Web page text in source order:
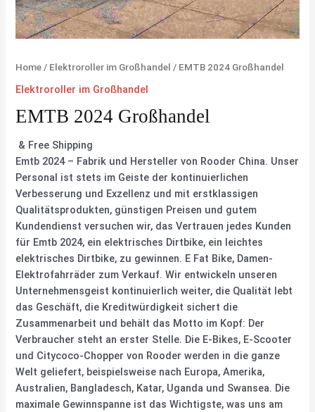
Home / Elektroroller im Großhandel / EMTB 2024 Großhandel
Elektroroller im Großhandel
EMTB 2024 Großhandel
& Free Shipping
Emtb 2024 – Fabrik und Hersteller von Rooder China. Unser
Personal ist stets im Geiste der kontinuierlichen
Verbesserung und Exzellenz und mit erstklassigen
Qualitätsprodukten, günstigen Preisen und gutem
Kundendienst versuchen wir, das Vertrauen jedes Kunden
für Emtb 2024, ein elektrisches Dirtbike, ein leichtes
elektrisches Dirtbike, zu gewinnen. E Fat Bike, Damen-
Elektrofahrräder zum Verkauf. Wir entwickeln unseren
Unternehmensgeist kontinuierlich weiter, die Qualität lebt
das Geschäft, die Kreditwürdigkeit sichert die
Zusammenarbeit und behält das Motto im Kopf: Der
Verbraucher steht an erster Stelle. Die E-Bikes, E-Scooter
und Citycoco-Chopper von Rooder werden in die ganze
Welt geliefert, beispielsweise nach Europa, Amerika,
Australien, Bangladesch, Katar, Uganda und Swansea. Die
maximale Gewinnspanne ist das Wichtigste, was uns am